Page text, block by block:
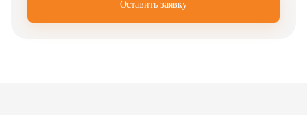
Оставить заявку